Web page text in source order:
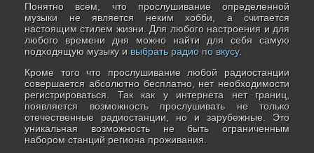
Понятно всем, что прослушивание определенной
музыки не является неким хобби, а считается
настоящим стилем жизни. Для любого настроения и для
любого времени дня можно найти для себя самую
подходящую музыку и выбрать радио по вкусу.
Кроме того что прослушивание любой радиостанции
совершается абсолютно бесплатно, нет необходимости
регистрироваться. Так как у интернета нет границ,
появляется возможность прослушивать не только
отечественные радиостанции, но и зарубежные. Это
уникальная возможность не быть ограниченным
набором станций региона проживания.